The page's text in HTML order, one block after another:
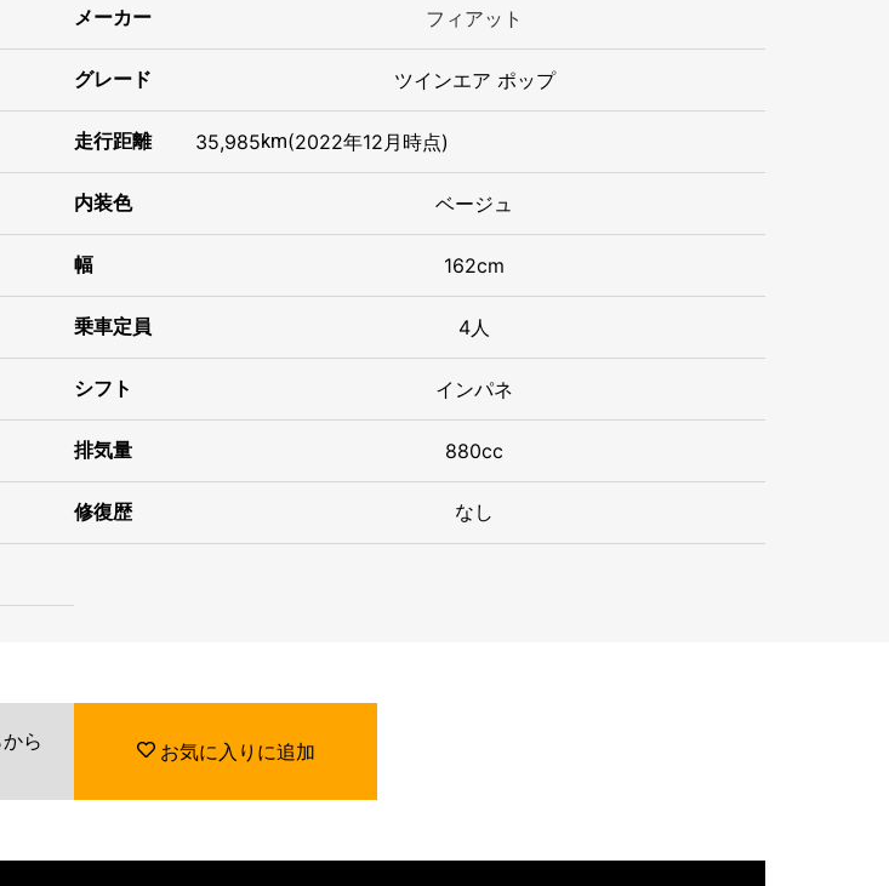
メーカー フィアット
グレード ツインエア ポップ
走行距離 35,985km(2022年12月時点)
内装色 ベージュ
幅 162cm
乗車定員 4人
シフト インパネ
排気量 880cc
修復歴 なし
ら お気に入りに追加